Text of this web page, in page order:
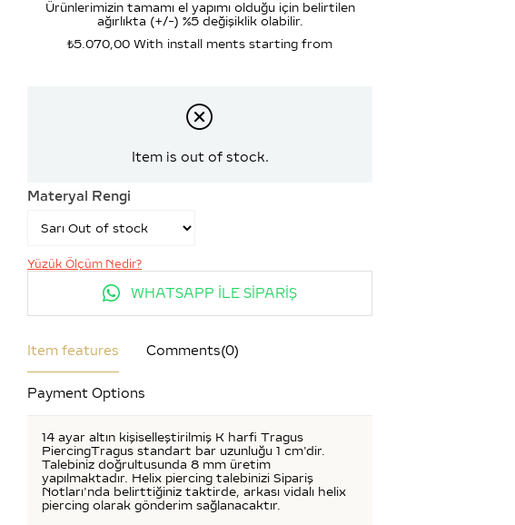
Ürünlerimizin tamamı el yapımı olduğu için belirtilen
ağırlıkta (+/-) %5 değişiklik olabilir.
₺5.070,00 With install ments starting from
Item is out of stock.
Materyal Rengi
Yüzük Ölçüm Nedir?
WHATSAPP İLE SİPARİŞ
Item features Comments(0)
Payment Options
14 ayar altın kişiselleştirilmiş K harfi Tragus
PiercingTragus standart bar uzunluğu 1 cm'dir.
Talebiniz doğrultusunda 8 mm üretim
yapılmaktadır. Helix piercing talebinizi Sipariş
Notları'nda belirttiğiniz taktirde, arkası vidalı helix
piercing olarak gönderim sağlanacaktır.